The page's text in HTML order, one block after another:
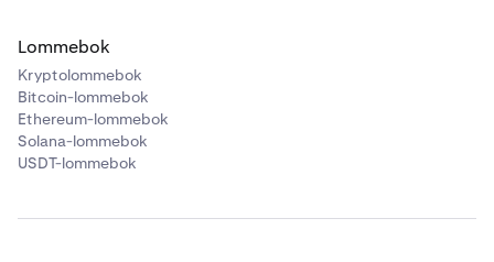
Lommebok
Kryptolommebok
Bitcoin-lommebok
Ethereum-lommebok
Solana-lommebok
USDT-lommebok